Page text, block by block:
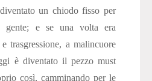
un chiodo fisso per
gente; e se una volta era
trasgressione, a malincuore
è diventato il pezzo must
così, camminando per le